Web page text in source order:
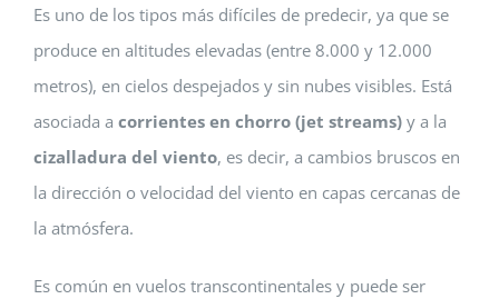
Es uno de los tipos más difíciles de predecir, ya que se
produce en altitudes elevadas (entre 8.000 y 12.000
metros), en cielos despejados y sin nubes visibles. Está
asociada a corrientes en chorro (jet streams)y a la
cizalladura del viento, es decir, a cambios bruscos en
la dirección o velocidad del viento en capas cercanas de
la atmósfera.
Es común en vuelos transcontinentales y puede ser